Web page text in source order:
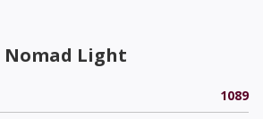
Nomad Light
1089